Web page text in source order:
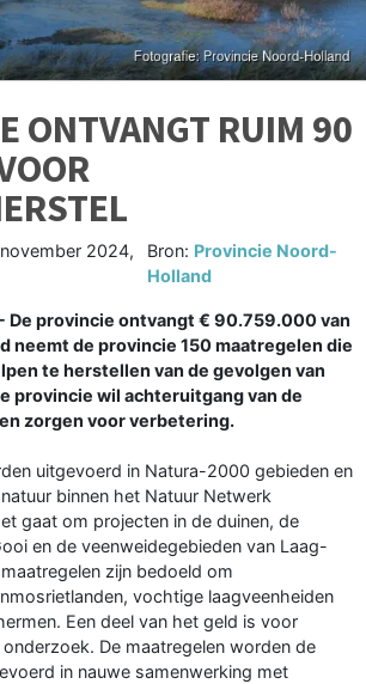
ONTVANGT RUIM 90
2024,
Bron: Provincie Noord-
Holland
- De provincie ontvangt € 90.759.000 van
neemt de provincie 150 maatregelen die
te herstellen van de gevolgen van
provincie wil achteruitgang van de
zorgen voor verbetering.
uitgevoerd in Natura-2000 gebieden en
binnen het Natuur Netwerk
gaat om projecten in de duinen, de
en de veenweidegebieden van Laag-
zijn bedoeld om
vochtige laagveenheiden
Een deel van het geld is voor
De maatregelen worden de
in nauwe samenwerking met